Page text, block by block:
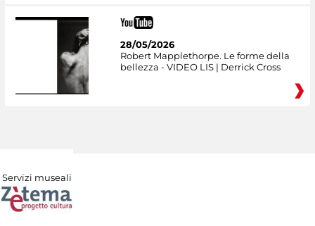
28/05/2026
Robert Mapplethorpe. Le forme della
bellezza - VIDEO LIS | Derrick Cross
Servizi museali